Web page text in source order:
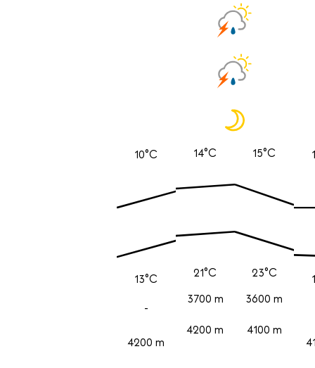
10°C
13°C
-
4200 m
14°C
21°C
3700 m
4200 m
15°C
23°C
3600 m
4100 m